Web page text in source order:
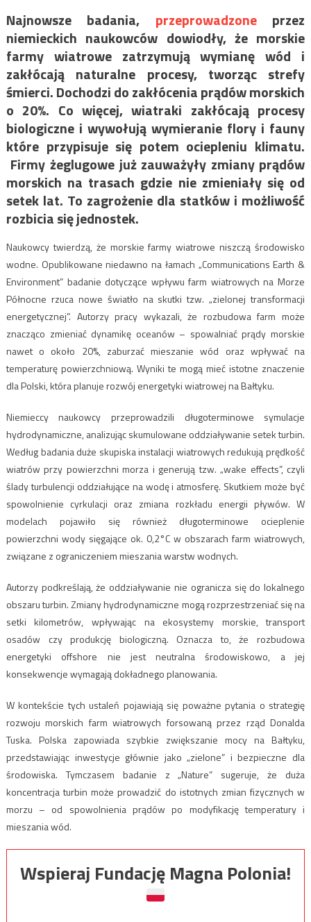
Najnowsze badania, przeprowadzoneprzez
niemieckich naukowców dowiodły, że morskie
farmy wiatrowe zatrzymują wymianę wód i
zakłócają naturalne procesy, tworząc strefy
śmierci.Dochodzi do zakłócenia prądów morskich
o 20%. Co więcej, wiatraki zakłócają procesy
biologiczne i wywołują wymieranie flory i fauny
które przypisuje się potem ociepleniu klimatu.
Firmy żeglugowe już zauważyły zmiany prądów
morskich na trasach gdzie nie zmieniały się od
setek lat. To zagrożenie dla statków i możliwość
rozbicia się jednostek.
Naukowcy twierdzą, że morskie farmy wiatrowe niszczą środowisko
wodne. Opublikowane niedawno na łamach „Communications Earth &
Environment” badanie dotyczące wpływu farm wiatrowych na Morze
Północne rzuca nowe światło na skutki tzw. „zielonej transformacji
energetycznej”. Autorzy pracy wykazali, że rozbudowa farm może
znacząco zmieniać dynamikę oceanów – spowalniać prądy morskie
nawet o około 20%, zaburzać mieszanie wód oraz wpływać na
temperaturę powierzchniową. Wyniki te mogą mieć istotne znaczenie
dla Polski, która planuje rozwój energetyki wiatrowej na Bałtyku.
Niemieccy naukowcy przeprowadzili długoterminowe symulacje
hydrodynamiczne, analizując skumulowane oddziaływanie setek turbin.
Według badania duże skupiska instalacji wiatrowych redukują prędkość
wiatrów przy powierzchni morza i generują tzw. „wake effects”, czyli
ślady turbulencji oddziałujące na wodę i atmosferę. Skutkiem może być
spowolnienie cyrkulacji oraz zmiana rozkładu energii pływów. W
modelach pojawiło się również długoterminowe ocieplenie
powierzchni wody sięgające ok. 0,2°C w obszarach farm wiatrowych,
związane z ograniczeniem mieszania warstw wodnych.
Autorzy podkreślają, że oddziaływanie nie ogranicza się do lokalnego
obszaru turbin. Zmiany hydrodynamiczne mogą rozprzestrzeniać się na
setki kilometrów, wpływając na ekosystemy morskie, transport
osadów czy produkcję biologiczną. Oznacza to, że rozbudowa
energetyki offshore nie jest neutralna środowiskowo, a jej
konsekwencje wymagają dokładnego planowania.
W kontekście tych ustaleń pojawiają się poważne pytania o strategię
rozwoju morskich farm wiatrowych forsowaną przez rząd Donalda
Tuska. Polska zapowiada szybkie zwiększanie mocy na Bałtyku,
przedstawiając inwestycje głównie jako „zielone” i bezpieczne dla
środowiska. Tymczasem badanie z „Nature” sugeruje, że duża
koncentracja turbin może prowadzić do istotnych zmian fizycznych w
morzu – od spowolnienia prądów po modyfikację temperatury i
mieszania wód.
Wspieraj Fundację Magna Polonia!